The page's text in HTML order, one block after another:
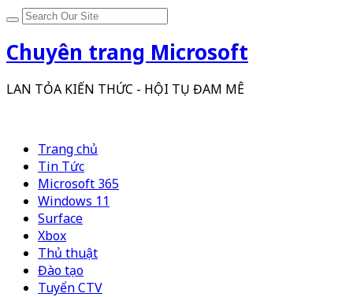
Chuyên trang Microsoft
LAN TỎA KIẾN THỨC - HỘI TỤ ĐAM MÊ
Trang chủ
Tin Tức
Microsoft 365
Windows 11
Surface
Xbox
Thủ thuật
Đào tạo
Tuyển CTV